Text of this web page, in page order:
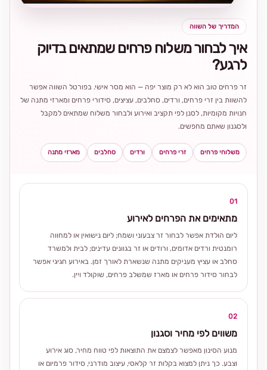
המדריך של השווה
איך לבחור משלוח פרחים שמתאים בדיוק
לרגע?
זר פרחים טוב הוא לא רק מוצר יפה — הוא מסר אישי. בפורטל השווה אפשר
להשוות בין זרי פרחים, ורדים, סחלבים, עציצים, סידורי פרחים ומארזי מתנה של
חנויות מקומיות, לסנן לפי תקציב ואירוע ולבחור משלוח שמתאים למקבל
ולסגנון שאתם מחפשים.
משלוחי פרחים זרי פרחים ורדים סחלבים מארזי מתנה
01
מתאימים את הפרחים לאירוע
ליום הולדת אפשר לבחור זר צבעוני ושמח; ליום נישואין או למחווה
רומנטית ורדים אדומים, ורודים או זר בגוונים עדינים; לבית ולמשרד
סחלב או עציץ מעניקים מתנה שנשארת לאורך זמן. באירוע חגיגי אפשר
לבחור סידור פרחים או מארז שמשלב פרחים, שוקולד ויין.
02
משווים לפי מחיר וסגנון
מנוע הסינון מאפשר לצמצם את התוצאות לפי טווח מחיר, סוג אירוע
וצבע. כך ניתן למצוא בקלות זר קלאסי, עיצוב מודרני, סידור פרמיום או